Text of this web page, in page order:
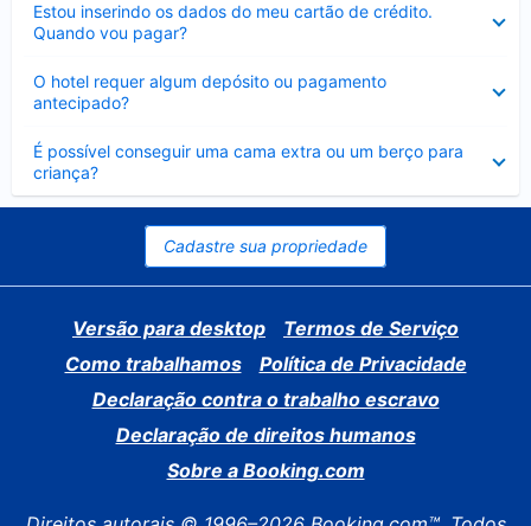
Estou inserindo os dados do meu cartão de crédito.
Quando vou pagar?
O hotel requer algum depósito ou pagamento
antecipado?
É possível conseguir uma cama extra ou um berço para
criança?
Contraído
Cadastre sua propriedade
Versão para desktop
Termos de Serviço
Como trabalhamos
Política de Privacidade
Declaração contra o trabalho escravo
Declaração de direitos humanos
Sobre a Booking.com